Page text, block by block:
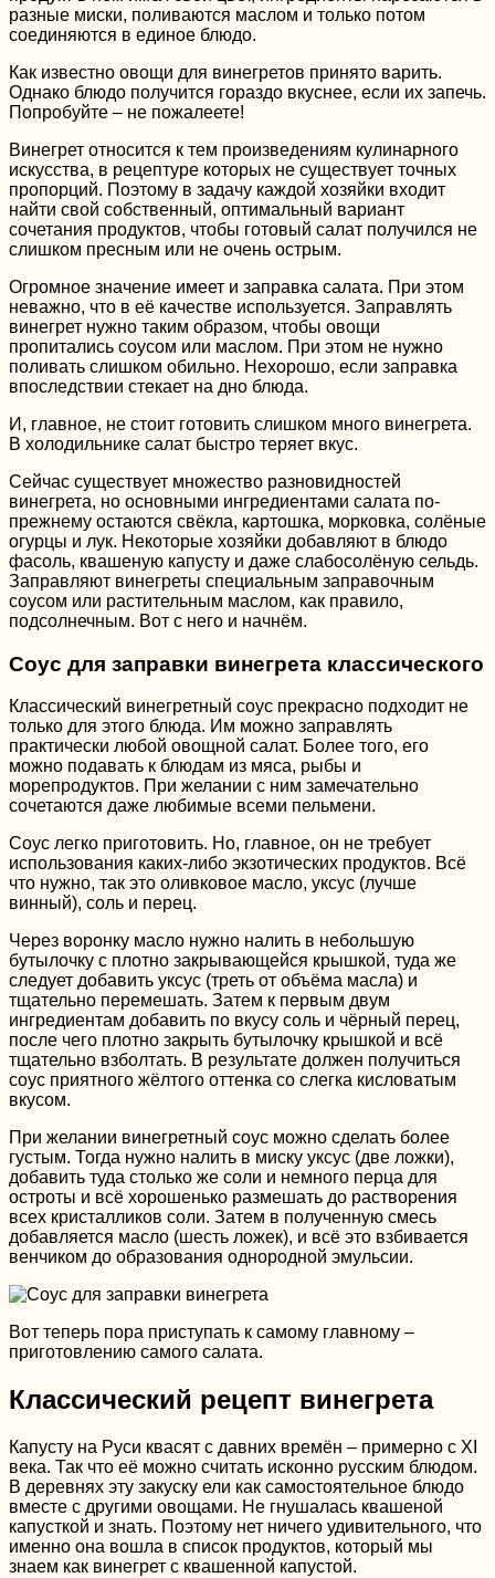
разные миски, поливаются маслом и только потом
соединяются в единое блюдо.
Как известно овощи для винегретов принято варить.
Однако блюдо получится гораздо вкуснее, если их запечь.
Попробуйте – не пожалеете!
Винегрет относится к тем произведениям кулинарного
искусства, в рецептуре которых не существует точных
пропорций. Поэтому в задачу каждой хозяйки входит
найти свой собственный, оптимальный вариант
сочетания продуктов, чтобы готовый салат получился не
слишком пресным или не очень острым.
Огромное значение имеет и заправка салата. При этом
неважно, что в её качестве используется. Заправлять
винегрет нужно таким образом, чтобы овощи
пропитались соусом или маслом. При этом не нужно
поливать слишком обильно. Нехорошо, если заправка
впоследствии стекает на дно блюда.
И, главное, не стоит готовить слишком много винегрета.
В холодильнике салат быстро теряет вкус.
Сейчас существует множество разновидностей
винегрета, но основными ингредиентами салата по-
прежнему остаются свёкла, картошка, морковка, солёные
огурцы и лук. Некоторые хозяйки добавляют в блюдо
фасоль, квашеную капусту и даже слабосолёную сельдь.
Заправляют винегреты специальным заправочным
соусом или растительным маслом, как правило,
подсолнечным. Вот с него и начнём.
Соус для заправки винегрета классического
Классический винегретный соус прекрасно подходит не
только для этого блюда. Им можно заправлять
практически любой овощной салат. Более того, его
можно подавать к блюдам из мяса, рыбы и
морепродуктов. При желании с ним замечательно
сочетаются даже любимые всеми пельмени.
Соус легко приготовить. Но, главное, он не требует
использования каких-либо экзотических продуктов. Всё
что нужно, так это оливковое масло, уксус (лучше
винный), соль и перец.
Через воронку масло нужно налить в небольшую
бутылочку с плотно закрывающейся крышкой, туда же
следует добавить уксус (треть от объёма масла) и
тщательно перемешать. Затем к первым двум
ингредиентам добавить по вкусу соль и чёрный перец,
после чего плотно закрыть бутылочку крышкой и всё
тщательно взболтать. В результате должен получиться
соус приятного жёлтого оттенка со слегка кисловатым
вкусом.
При желании винегретный соус можно сделать более
густым. Тогда нужно налить в миску уксус (две ложки),
добавить туда столько же соли и немного перца для
остроты и всё хорошенько размешать до растворения
всех кристалликов соли. Затем в полученную смесь
добавляется масло (шесть ложек), и всё это взбивается
венчиком до образования однородной эмульсии.
Вот теперь пора приступать к самому главному –
приготовлению самого салата.
Классический рецепт винегрета
Капусту на Руси квасят с давних времён – примерно с XI
века. Так что её можно считать исконно русским блюдом.
В деревнях эту закуску ели как самостоятельное блюдо
вместе с другими овощами. Не гнушалась квашеной
капусткой и знать. Поэтому нет ничего удивительного, что
именно она вошла в список продуктов, который мы
знаем как винегрет с квашенной капустой.